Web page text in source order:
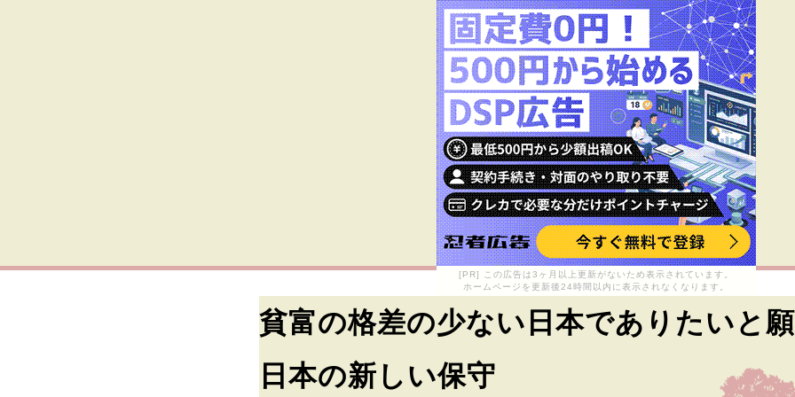
[PR] この広告は3ヶ月以上更新がないため表示されています。
ホームページを更新後24時間以内に表示されなくなります。
貧富の格差の少ない日本でありたいと
日本の新しい保守